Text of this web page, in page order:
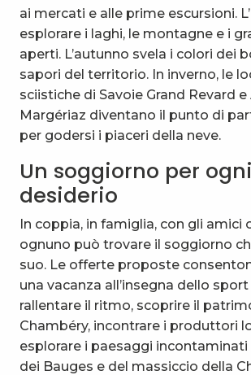
ai mercati e alle prime escursioni.
esplorare i laghi, le montagne e i
aperti. L’autunno svela i colori dei
sapori del territorio. In inverno, le
sciistiche di Savoie Grand Revard e
Margériaz diventano il punto di
per godersi i piaceri della neve.
Un soggiorno per ogni
desiderio
In coppia, in famiglia, con gli amici
ognuno può trovare il soggiorno
suo. Le offerte proposte
una vacanza all’insegna dello sport
rallentare il ritmo, scoprire il
Chambéry, incontrare i produttori
esplorare i paesaggi
dei Bauges e del massiccio della